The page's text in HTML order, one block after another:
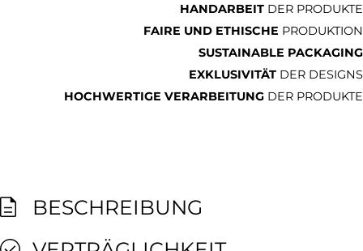
HANDARBEIT DER PRODUKTE
FAIRE UND ETHISCHE PRODUKTION
SUSTAINABLE PACKAGING
EXKLUSIVITÄT DER DESIGNS
HOCHWERTIGE VERARBEITUNG DER PRODUKTE
BESCHREIBUNG